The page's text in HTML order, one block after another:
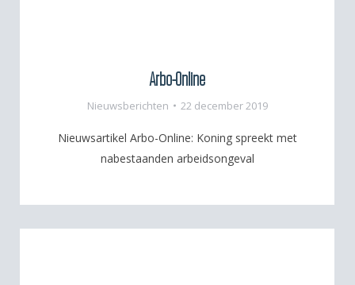
Arbo-Online
Nieuwsberichten 22 december 2019
Nieuwsartikel Arbo-Online: Koning spreekt met
nabestaanden arbeidsongeval